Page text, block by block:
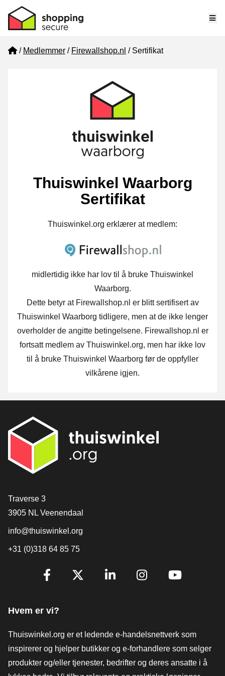
Home
Medlemmer Firewallshop.nl Sertifikat
Thuiswinkel Waarborg
Sertifikat
Thuiswinkel.org erklærer at medlem:
midlertidig ikke har lov til å bruke Thuiswinkel
Waarborg.
Dette betyr at Firewallshop.nl er blitt sertifisert av
Thuiswinkel Waarborg tidligere, men at de ikke lenger
overholder de angitte betingelsene. Firewallshop.nl er
fortsatt medlem av Thuiswinkel.org, men har ikke lov
til å bruke Thuiswinkel Waarborg før de oppfyller
vilkårene igjen.
[_General:Contact]
Traverse 3
3905 NL Veenendaal
info@thuiswinkel.org
+31 (0)318 64 85 75
[_General:SocialMediaTitle]
Hvem er vi?
Thuiswinkel.org er et ledende e-handelsnettverk som
inspirerer og hjelper butikker og e-forhandlere som selger
produkter og/eller tjenester, bedrifter og deres ansatte i å